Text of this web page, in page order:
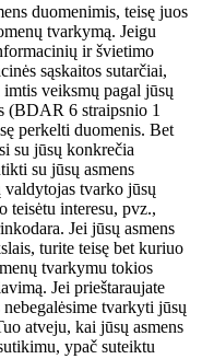
duomenimis, teisę juos
tvarkymą. Jeigu
ir švietimo
sąskaitos sutarčiai,
veiksmų pagal jūsų
(BDAR 6 straipsnio 1
perkelti duomenis. Bet
su jūsų konkrečia
su jūsų asmens
tvarko jūsų
teisėtu interesu, pvz.,
Jei jūsų asmens
turite teisę bet kuriuo
tvarkymu tokios
Jei prieštaraujate
tvarkyti jūsų
atveju, kai jūsų asmens
ypač suteiktu